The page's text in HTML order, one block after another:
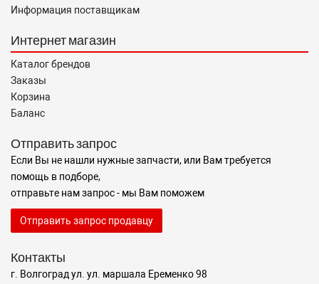
Информация поставщикам
Интернет магазин
Каталог брендов
Заказы
Корзина
Баланс
Отправить запрос
Если Вы не нашли нужные запчасти, или Вам требуется
помощь в подборе,
отправьте нам запрос - мы Вам поможем
Отправить запрос продавцу
Контакты
г. Волгоград ул. ул. маршала Еременко 98